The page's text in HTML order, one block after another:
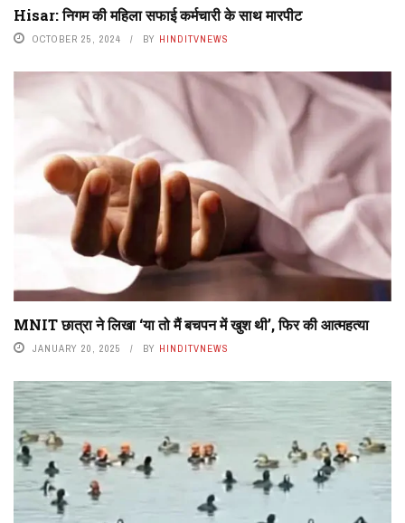
Hisar: निगम की महिला सफाई कर्मचारी के साथ मारपीट
OCTOBER 25, 2024 BY HINDITVNEWS
MNIT छात्रा ने लिखा ‘या तो मैं बचपन में खुश थी’, फिर की आत्महत्या
JANUARY 20, 2025 BY HINDITVNEWS